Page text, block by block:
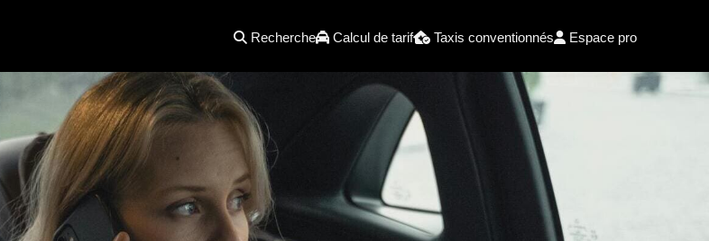
Recherche Calcul de tarif Taxis conventionnés Espace pro